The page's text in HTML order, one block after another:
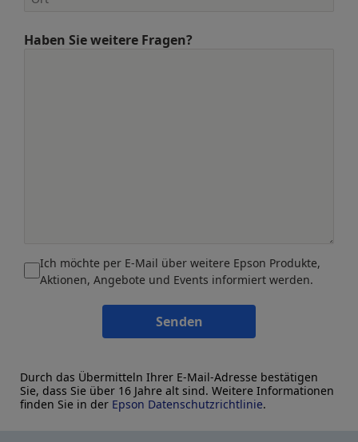
Haben Sie weitere Fragen?
Ich möchte per E-Mail über weitere Epson Produkte,
Aktionen, Angebote und Events informiert werden.
Senden
Durch das Übermitteln Ihrer E-Mail-Adresse bestätigen
Sie, dass Sie über 16 Jahre alt sind. Weitere Informationen
finden Sie in der Epson Datenschutzrichtlinie.